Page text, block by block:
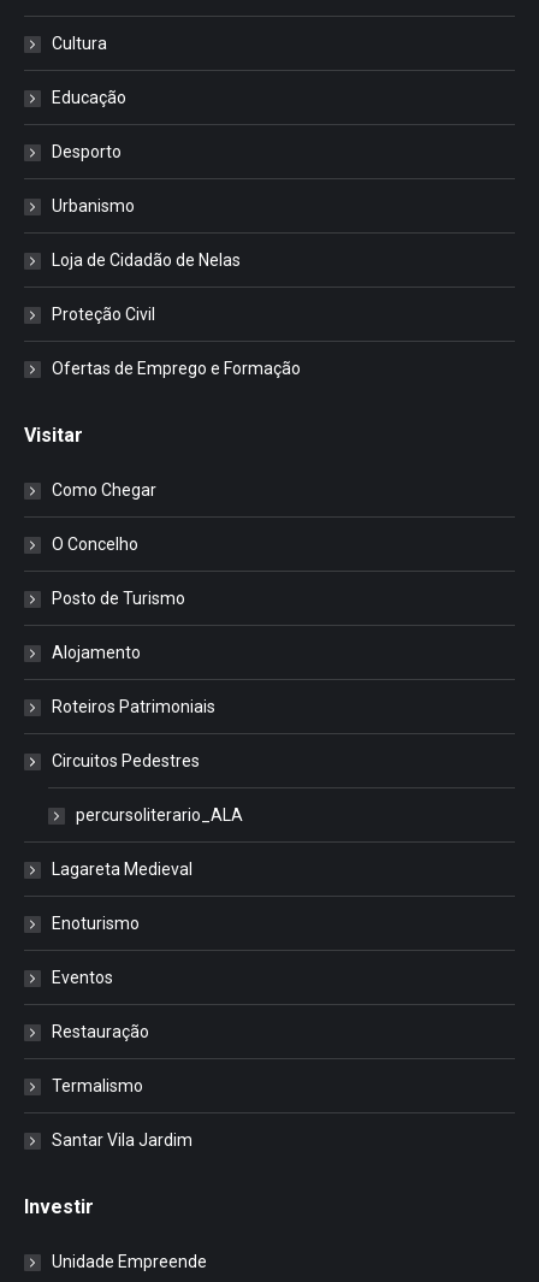
Cultura
Educação
Desporto
Urbanismo
Loja de Cidadão de Nelas
Proteção Civil
Ofertas de Emprego e Formação
Visitar
Como Chegar
O Concelho
Posto de Turismo
Alojamento
Roteiros Patrimoniais
Circuitos Pedestres
percursoliterario_ALA
Lagareta Medieval
Enoturismo
Eventos
Restauração
Termalismo
Santar Vila Jardim
Investir
Unidade Empreende